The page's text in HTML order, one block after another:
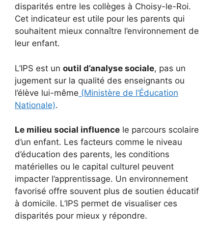
disparités entre les collèges à Choisy-le-Roi.
Cet indicateur est utile pour les parents qui
souhaitent mieux connaître l’environnement de
leur enfant.
L’IPS est un outil d’analyse sociale, pas un
jugement sur la qualité des enseignants ou
l’élève lui-même (Ministère de l’Éducation
Nationale).
Le milieu social influence le parcours scolaire
d’un enfant. Les facteurs comme le niveau
d’éducation des parents, les conditions
matérielles ou le capital culturel peuvent
impacter l’apprentissage. Un environnement
favorisé offre souvent plus de soutien éducatif
à domicile. L’IPS permet de visualiser ces
disparités pour mieux y répondre.